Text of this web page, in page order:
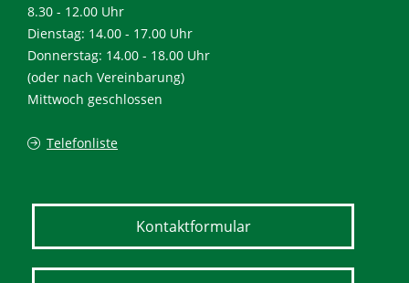
8.30 - 12.00 Uhr
Dienstag: 14.00 - 17.00 Uhr
Donnerstag: 14.00 - 18.00 Uhr
(oder nach Vereinbarung)
Mittwoch geschlossen
Telefonliste
Kontaktformular